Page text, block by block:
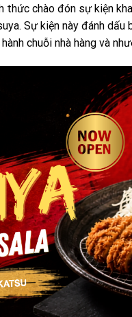
thức chào đón sự kiện
Sự kiện này đánh
chuỗi nhà hàng và